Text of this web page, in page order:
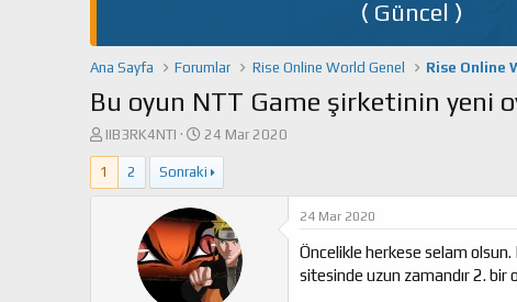
( Güncel )
Ana Sayfa Forumlar Rise Online World Genel Rise Online
Bu oyun NTT Game şirketinin yeni
K
o
n
u
IIB3RK4NTI
B
a
ş
l
a
n
g
ı
ç
24 Mar 2020
1 2 Sonraki
24 Mar 2020
Öncelikle herkese selam
sitesinde uzun zamandır 2. bir